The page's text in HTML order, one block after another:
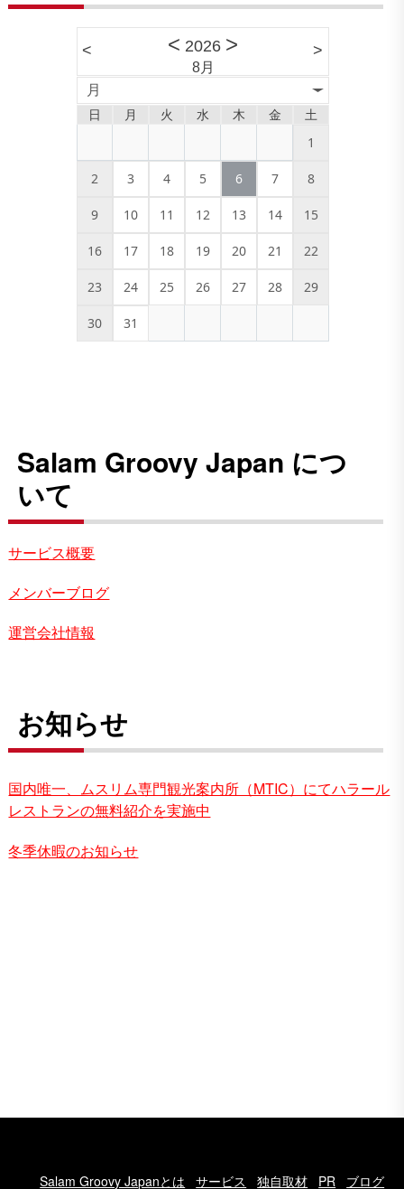
< < 2026 >
8月
>
月
日 月 火 水 木 金 土
1
2 3 4 5 6 7 8
9 10 11 12 13 14 15
16 17 18 19 20 21 22
23 24 25 26 27 28 29
30 31
Salam Groovy Japan につ
いて
サービス概要
メンバーブログ
運営会社情報
お知らせ
国内唯一、ムスリム専門観光案内所（MTIC）にてハラール
レストランの無料紹介を実施中
冬季休暇のお知らせ
Salam Groovy Japanとは サービス 独自取材 PR ブログ